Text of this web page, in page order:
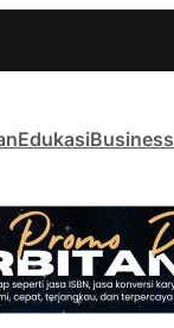
EdukasiBusiness